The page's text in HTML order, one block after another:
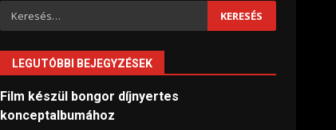
Keresés:
LEGUTÓBBI BEJEGYZÉSEK
Film készül bongor díjnyertes
konceptalbumához